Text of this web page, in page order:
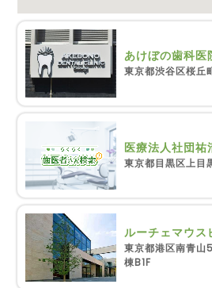
あけぼの歯科医
東京都渋谷区桜丘
医療法人社団
東京都目黒区上目
ルーチェマウス
東京都港区南青
棟B1F